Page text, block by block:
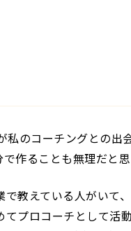
のコーチングとの出
作ることも無理だと思
教えている人がいて
プロコーチとして活